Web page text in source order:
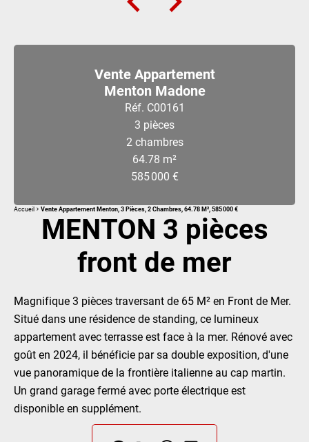
Vente Appartement
Menton Madone
Réf. C00161
3 pièces
2 chambres
64.78 m²
585 000 €
Accueil Vente Appartement Menton, 3 Pièces, 2 Chambres, 64.78 M², 585 000 €
MENTON 3 pièces
front de mer
Magnifique 3 pièces traversant de 65 M² en Front de Mer.
Situé dans une résidence de standing, ce lumineux
appartement avec terrasse est face à la mer. Rénové avec
goût en 2024, il bénéficie par sa double exposition, d'une
vue panoramique de la frontière italienne au cap martin.
Un grand garage fermé avec porte électrique est
disponible en supplément.